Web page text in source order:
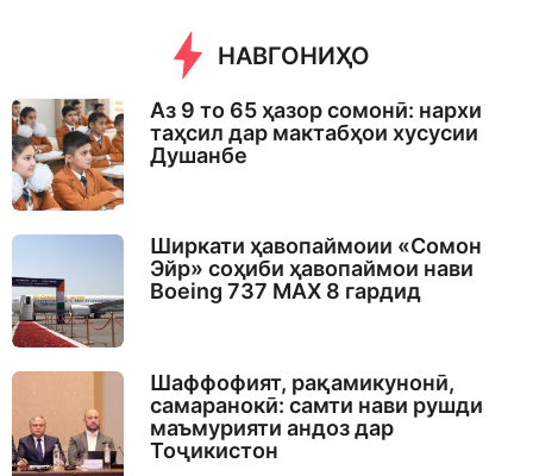
НАВГОНИҲО
Аз 9 то 65 ҳазор сомонӣ: нархи
таҳсил дар мактабҳои хусусии
Душанбе
Ширкати ҳавопаймоии «Сомон
Эйр» соҳиби ҳавопаймои нави
Boeing 737 MAX 8 гардид
Шаффофият, рақамикунонӣ,
самаранокӣ: самти нави рушди
маъмурияти андоз дар
Тоҷикистон